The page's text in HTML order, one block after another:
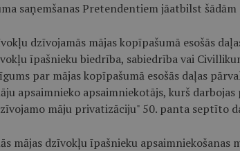
saņemšanas Pretendentiem jāatbilst
dzīvojamās mājas kopīpašumā esošās
īpašnieku biedrība, sabiedrība vai
par mājas kopīpašumā esošās daļas
apsaimnieko apsaimniekotājs, kurš
māju privatizāciju" 50. panta septīto
mājas dzīvokļu īpašnieku